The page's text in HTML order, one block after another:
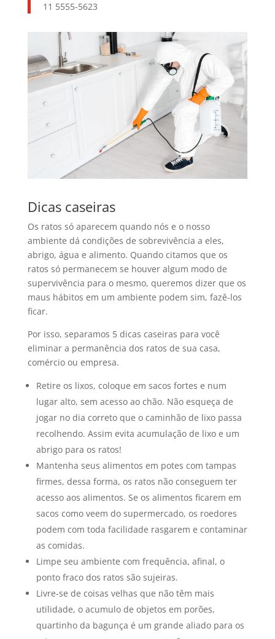
11 5555-5623
Dicas caseiras
Os ratos só aparecem quando nós e o nosso
ambiente dá condições de sobrevivência a eles,
abrigo, água e alimento. Quando citamos que os
ratos só permanecem se houver algum modo de
supervivência para o mesmo, queremos dizer que os
maus hábitos em um ambiente podem sim, fazê-los
ficar.
Por isso, separamos 5 dicas caseiras para você
eliminar a permanência dos ratos de sua casa,
comércio ou empresa.
Retire os lixos, coloque em sacos fortes e num
lugar alto, sem acesso ao chão. Não esqueça de
jogar no dia correto que o caminhão de lixo passa
recolhendo. Assim evita acumulação de lixo e um
abrigo para os ratos!
Mantenha seus alimentos em potes com tampas
firmes, dessa forma, os ratos não conseguem ter
acesso aos alimentos. Se os alimentos ficarem em
sacos como veem do supermercado, os roedores
podem com toda facilidade rasgarem e contaminar
as comidas.
Limpe seu ambiente com frequência, afinal, o
ponto fraco dos ratos são sujeiras.
Livre-se de coisas velhas que não têm mais
utilidade, o acumulo de objetos em porões,
quartinho da bagunça é um grande aliado para os